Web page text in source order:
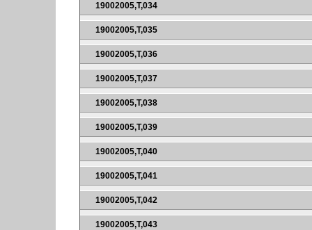
19002005,T,034
19002005,T,035
19002005,T,036
19002005,T,037
19002005,T,038
19002005,T,039
19002005,T,040
19002005,T,041
19002005,T,042
19002005,T,043